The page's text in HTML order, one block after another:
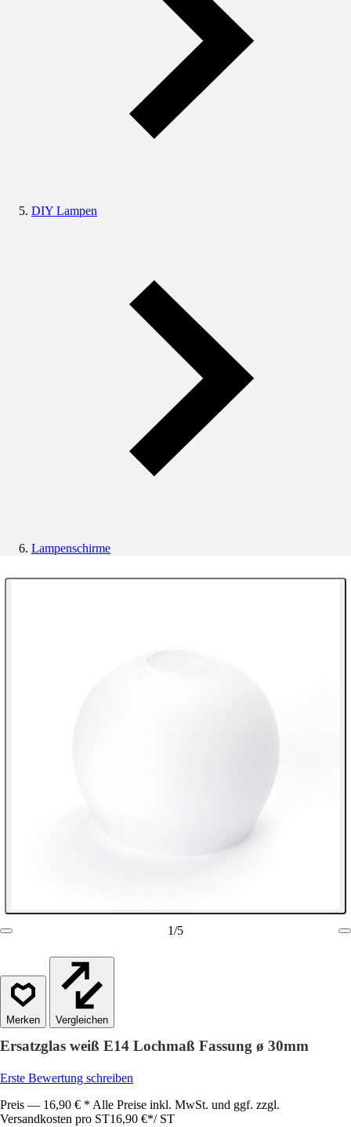
DIY Lampen
Lampenschirme
1/5
Vergleichen
Ersatzglas weiß E14 Lochmaß Fassung ø 30mm
Erste Bewertung schreiben
Preis — 16,90 € * Alle Preise inkl. MwSt. und ggf. zzgl.
Versandkosten pro ST16,90 €*/ ST